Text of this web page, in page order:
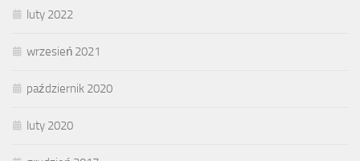
luty 2022
wrzesień 2021
październik 2020
luty 2020